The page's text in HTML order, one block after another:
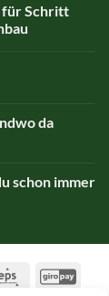
für Schritt
da
schon immer